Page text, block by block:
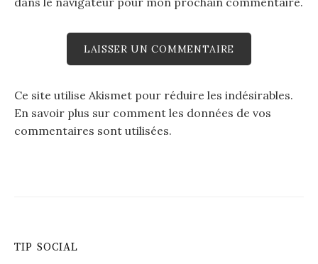
Ce site utilise Akismet pour réduire les indésirables.
En savoir plus sur comment les données de vos
commentaires sont utilisées.
TIP SOCIAL